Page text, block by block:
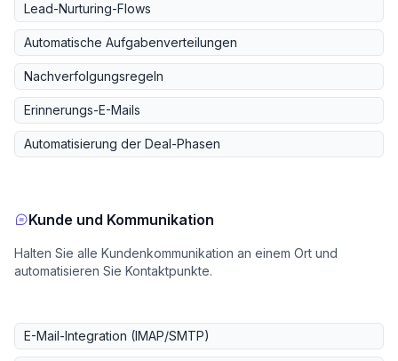
Lead-Nurturing-Flows
Automatische Aufgabenverteilungen
Nachverfolgungsregeln
Erinnerungs-E-Mails
Automatisierung der Deal-Phasen
Kunde und Kommunikation
Halten Sie alle Kundenkommunikation an einem Ort und
automatisieren Sie Kontaktpunkte.
E-Mail-Integration (IMAP/SMTP)